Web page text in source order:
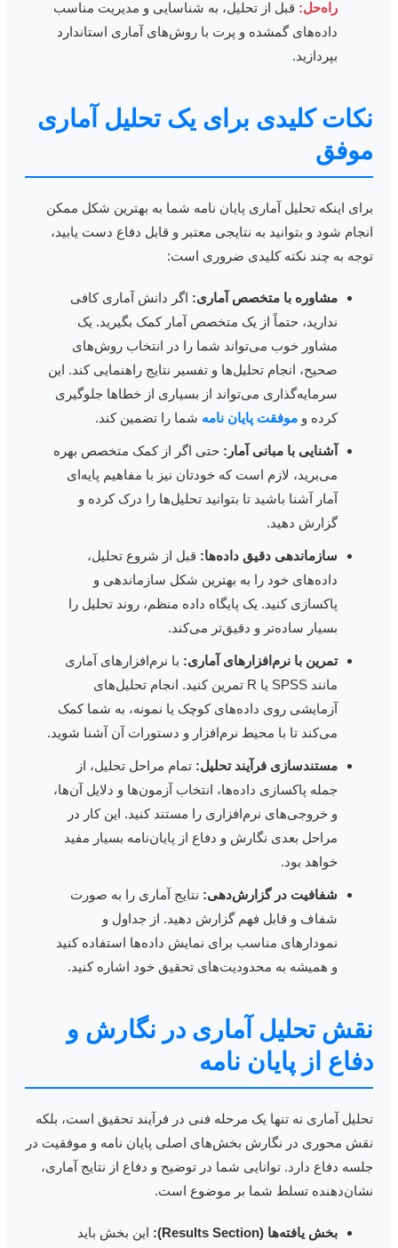
راه‌حل:قبل از تحلیل، به شناسایی و مدیریت مناسب
داده‌های گمشده و پرت با روش‌های آماری استاندارد
بپردازید.
کلیدی برای یک تحلیل آماری
اینکه تحلیل آماری پایان نامه شما به بهترین شکل ممکن
شود و بتوانید به نتایجی معتبر و قابل دفاع دست یابید،
به چند نکته کلیدی ضروری است:
مشاوره با متخصص آماری:اگر دانش آماری کافی
ندارید، حتماً از یک متخصص آمار کمک بگیرید. یک
مشاور خوب می‌تواند شما را در انتخاب روش‌های
صحیح، انجام تحلیل‌ها و تفسیر نتایج راهنمایی کند. این
سرمایه‌گذاری می‌تواند از بسیاری از خطاها جلوگیری
کرده و موفقت پایان نامهشما را تضمین کند.
آشنایی با مبانی آمار: حتی اگر از کمک متخصص بهره
می‌برید، لازم است که خودتان نیز با مفاهیم پایه‌ای
آمار آشنا باشید تا بتوانید تحلیل‌ها را درک کرده و
گزارش دهید.
سازماندهی دقیق داده‌ها:قبل از شروع تحلیل،
داده‌های خود را به بهترین شکل سازماندهی و
پاکسازی کنید. یک پایگاه داده منظم، روند تحلیل را
بسیار ساده‌تر و دقیق‌تر می‌کند.
تمرین با نرم‌افزارهای آماری:با نرم‌افزارهای آماری
مانند SPSS یا R تمرین کنید. انجام تحلیل‌های
آزمایشی روی داده‌های کوچک یا نمونه، به شما کمک
می‌کند تا با محیط نرم‌افزار و دستورات آن آشنا شوید.
مستندسازی فرآیند تحلیل:تمام مراحل تحلیل، از
جمله پاکسازی داده‌ها، انتخاب آزمون‌ها و دلایل آن‌ها،
و خروجی‌های نرم‌افزاری را مستند کنید. این کار در
مراحل بعدی نگارش و دفاع از پایان‌نامه بسیار مفید
خواهد بود.
شفافیت در گزارش‌دهی:نتایج آماری را به صورت
شفاف و قابل فهم گزارش دهید. از جداول و
نمودارهای مناسب برای نمایش داده‌ها استفاده کنید
و همیشه به محدودیت‌های تحقیق خود اشاره کنید.
تحلیل آماری در نگارش و
از پایان نامه
آماری نه تنها یک مرحله فنی در فرآیند تحقیق است، بلکه
محوری در نگارش بخش‌های اصلی پایان نامه و موفقیت در
دفاع دارد. توانایی شما در توضیح و دفاع از نتایج آماری،
تسلط شما بر موضوع است.
بخش یافته‌ها (Results Section):
این بخش باید